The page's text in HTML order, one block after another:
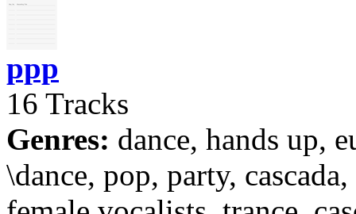
ppp
16 Tracks
Genres: dance, hands up,
\dance, pop, party,